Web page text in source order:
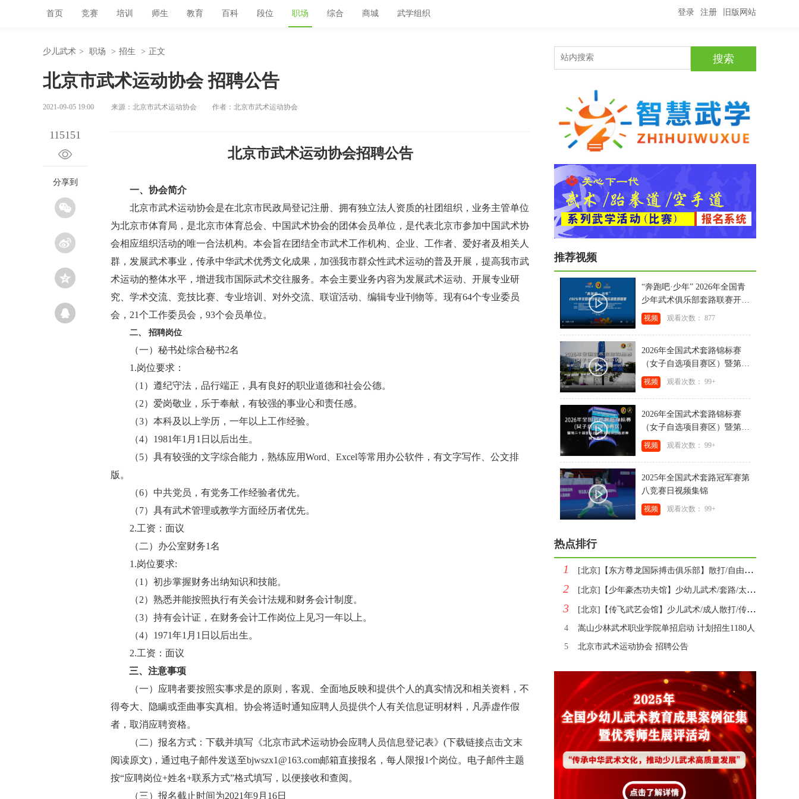
旧版网站
注册
登录
首页 竞赛 培训 师生 教育 百科 段位 职场 综合 商城 武学组织
推荐视频
“奔跑吧·少年” 2026年全国青
少年武术俱乐部套路联赛开赛
视频
视频 观看次数： 877
2026年全国武术套路锦标赛
（女子自选项目赛区）暨第二
十届亚运会武术套路项目选拔
赛第三竞赛日视频集锦
视频 观看次数： 99+
2026年全国武术套路锦标赛
（女子自选项目赛区）暨第二
十届亚运会武术套路项目选拔
赛第二竞赛日视频集锦
视频 观看次数： 99+
2025年全国武术套路冠军赛第
八竞赛日视频集锦
视频 观看次数： 99+
热点排行
1 [北京]【东方尊龙国际搏击俱乐部】散打/自由搏击/拳击/MMA/跆拳道小班招生
2 [北京]【少年豪杰功夫馆】少幼儿武术/套路/太极/散打长期招生
3 [北京]【传飞武艺会馆】少儿武术/成人散打/传统武术多班次招生
4 嵩山少林武术职业学院单招启动 计划招生1180人
5 北京市武术运动协会 招聘公告
少儿武术 > 职场 > 招生 > 正文
北京市武术运动协会 招聘公告
2021-09-05 19:00 来源：北京市武术运动协会 作者：北京市武术运动协会
115151
分享到
北京市武术运动协会招聘公告
一、协会简介
北京市武术运动协会是在北京市民政局登记注册、拥有独立法人资质的社团组织，业务主管单位
为北京市体育局，是北京市体育总会、中国武术协会的团体会员单位，是代表北京市参加中国武术协
会相应组织活动的唯一合法机构。本会旨在团结全市武术工作机构、企业、工作者、爱好者及相关人
群，发展武术事业，传承中华武术优秀文化成果，加强我市群众性武术运动的普及开展，提高我市武
术运动的整体水平，增进我市国际武术交往服务。本会主要业务内容为发展武术运动、开展专业研
究、学术交流、竞技比赛、专业培训、对外交流、联谊活动、编辑专业刊物等。现有64个专业委员
会，21个工作委员会，93个会员单位。
二、 招聘岗位
（一）秘书处综合秘书2名
1.岗位要求：
（1）遵纪守法，品行端正，具有良好的职业道德和社会公德。
（2）爱岗敬业，乐于奉献，有较强的事业心和责任感。
（3）本科及以上学历，一年以上工作经验。
（4）1981年1月1日以后出生。
（5）具有较强的文字综合能力，熟练应用Word、Excel等常用办公软件，有文字写作、公文排
版。
（6）中共党员，有党务工作经验者优先。
（7）具有武术管理或教学方面经历者优先。
2.工资：面议
（二）办公室财务1名
1.岗位要求:
（1）初步掌握财务出纳知识和技能。
（2）熟悉并能按照执行有关会计法规和财务会计制度。
（3）持有会计证，在财务会计工作岗位上见习一年以上。
（4）1971年1月1日以后出生。
2.工资：面议
三、注意事项
（一）应聘者要按照实事求是的原则，客观、全面地反映和提供个人的真实情况和相关资料，不
得夸大、隐瞒或歪曲事实真相。协会将适时通知应聘人员提供个人有关信息证明材料，凡弄虚作假
者，取消应聘资格。
（二）报名方式：下载并填写《北京市武术运动协会应聘人员信息登记表》 (下载链接点击文末
阅读原文)，通过电子邮件发送至bjwszx1@163.com邮箱直接报名，每人限报1个岗位。电子邮件主题
按“应聘岗位+姓名+联系方式”格式填写，以便接收和查阅。
（三）报名截止时间为2021年9月16日